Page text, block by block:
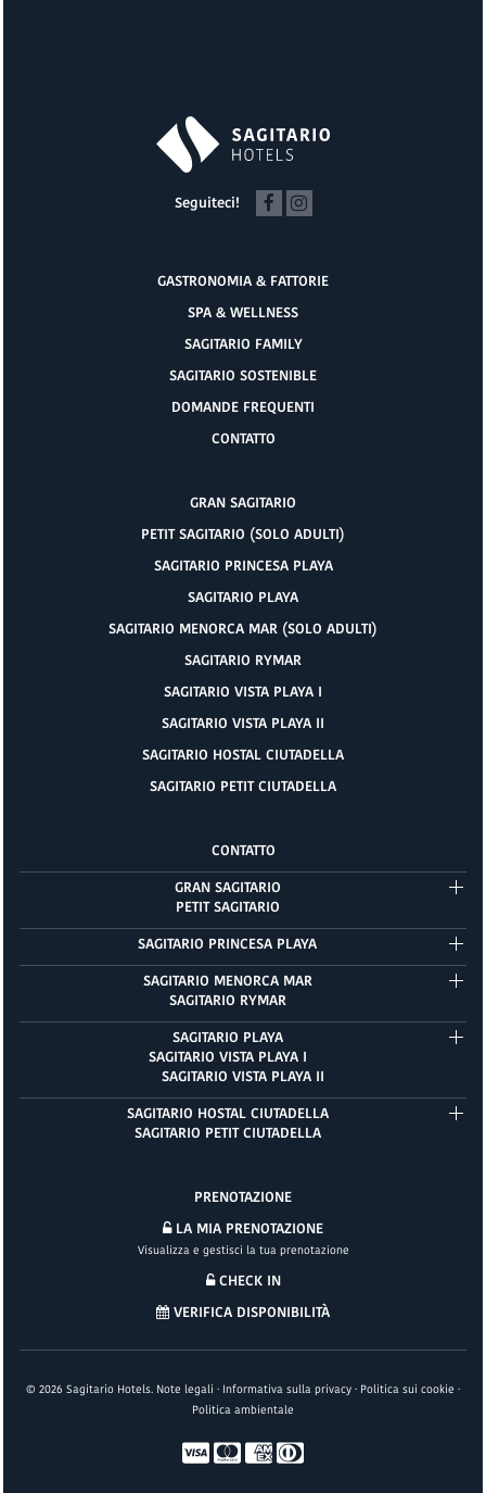
Seguiteci!
GASTRONOMIA & FATTORIE
SPA & WELLNESS
SAGITARIO FAMILY
SAGITARIO SOSTENIBLE
DOMANDE FREQUENTI
CONTATTO
GRAN SAGITARIO
PETIT SAGITARIO (SOLO ADULTI)
SAGITARIO PRINCESA PLAYA
SAGITARIO PLAYA
SAGITARIO MENORCA MAR (SOLO ADULTI)
SAGITARIO RYMAR
SAGITARIO VISTA PLAYA I
SAGITARIO VISTA PLAYA II
SAGITARIO HOSTAL CIUTADELLA
SAGITARIO PETIT CIUTADELLA
CONTATTO
GRAN SAGITARIO
PETIT SAGITARIO
SAGITARIO PRINCESA PLAYA
SAGITARIO MENORCA MAR
SAGITARIO RYMAR
SAGITARIO PLAYA
SAGITARIO VISTA PLAYA I
SAGITARIO VISTA PLAYA II
SAGITARIO HOSTAL CIUTADELLA
SAGITARIO PETIT CIUTADELLA
PRENOTAZIONE
LA MIA PRENOTAZIONE
Visualizza e gestisci la tua prenotazione
CHECK IN
VERIFICA DISPONIBILITÀ
© 2026 Sagitario Hotels. Note legali · Informativa sulla privacy · Politica sui cookie ·
Politica ambientale